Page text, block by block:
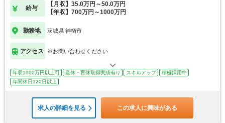
給与
【月収】35.0万円～50.0万円
【年収】700万円～1000万円
勤務地 茨城県 神栖市
アクセス ※お問い合わせください
年収1000万円以上可 産休・育休取得実績有り スキルアップ
積極採用中
年間休日120日以上
求人の詳細を見る この求人に興味がある